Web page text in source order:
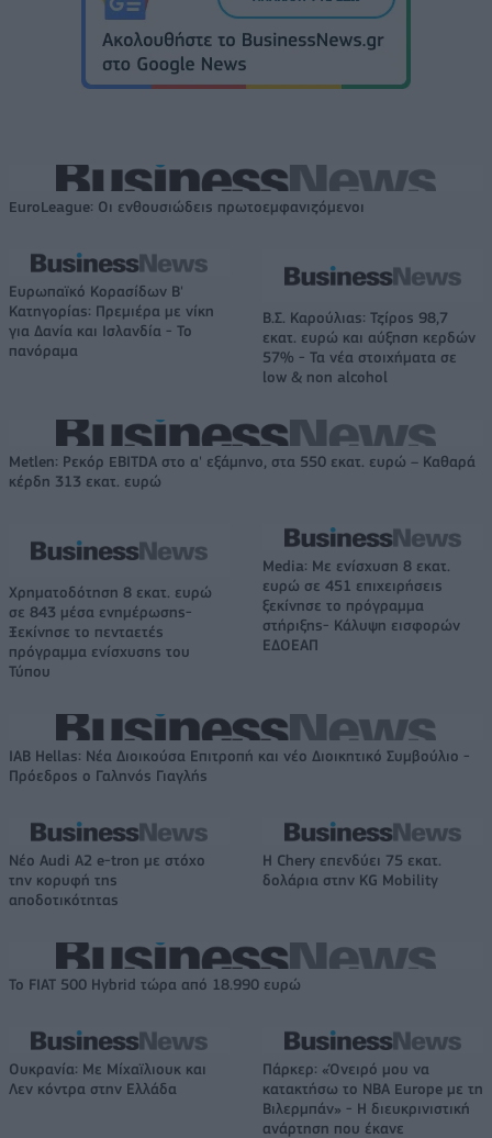
EuroLeague: Οι ενθουσιώδεις πρωτοεμφανιζόμενοι
Ευρωπαϊκό Κορασίδων Β'
Κατηγορίας: Πρεμιέρα με νίκη
για Δανία και Ισλανδία - Το
πανόραμα
Β.Σ. Καρούλιας: Τζίρος 98,7
εκατ. ευρώ και αύξηση κερδών
57% - Τα νέα στοιχήματα σε
low & non alcohol
Metlen: Ρεκόρ EBITDA στο α' εξάμηνο, στα 550 εκατ. ευρώ – Καθαρά
κέρδη 313 εκατ. ευρώ
Χρηματοδότηση 8 εκατ. ευρώ
σε 843 μέσα ενημέρωσης-
Ξεκίνησε το πενταετές
πρόγραμμα ενίσχυσης του
Τύπου
Media: Με ενίσχυση 8 εκατ.
ευρώ σε 451 επιχειρήσεις
ξεκίνησε το πρόγραμμα
στήριξης- Κάλυψη εισφορών
ΕΔΟΕΑΠ
IAB Hellas: Νέα Διοικούσα Επιτροπή και νέο Διοικητικό Συμβούλιο -
Πρόεδρος ο Γαληνός Γιαγλής
Νέο Audi A2 e-tron με στόχο
την κορυφή της
αποδοτικότητας
Η Chery επενδύει 75 εκατ.
δολάρια στην KG Mobility
Το FIAT 500 Hybrid τώρα από 18.990 ευρώ
Ουκρανία: Με Μίχαϊλιουκ και
Λεν κόντρα στην Ελλάδα
Πάρκερ: «Όνειρό μου να
κατακτήσω το ΝΒΑ Europe με τη
Βιλερμπάν» - Η διευκρινιστική
ανάρτηση που έκανε